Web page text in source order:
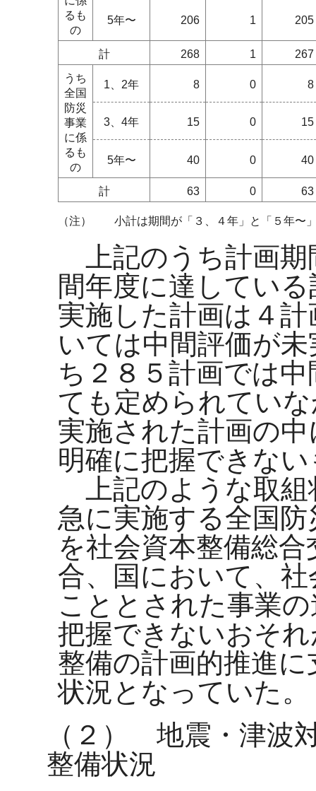
るも
の
5年〜 206 1 205
計 268 1
267
うち
全国
防災
事業
に係
るも
の
1、2年 8 0 8
3、4年 15 0 15
5年〜 40 0 40
計 63 0 63
（注） 小計は期間が「３、４年」と「５年〜
上記のうち計画期
間年度に達してい
実施した計画は４
いては中間評価が
ち２８５計画では
ても定められてい
実施された計画の
明確に把握できな
上記のような取組
急に実施する全国
を社会資本整備総
合、国において、
こととされた事業
把握できないおそ
整備の計画的推進
状況となっていた。
（２） 地震・津波
整備状況